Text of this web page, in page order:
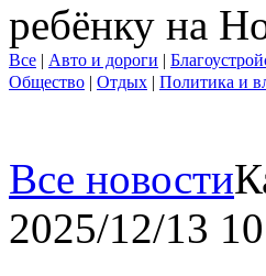
ребёнку на
Все | Авто и дороги |
Общество | Отдых | Политика и
Все новости
2025/12/13